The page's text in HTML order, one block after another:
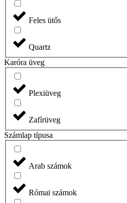
Feles ütős
Quartz
Karóra üveg
Plexiüveg
Zafírüveg
Számlap típusa
Arab számok
Római számok